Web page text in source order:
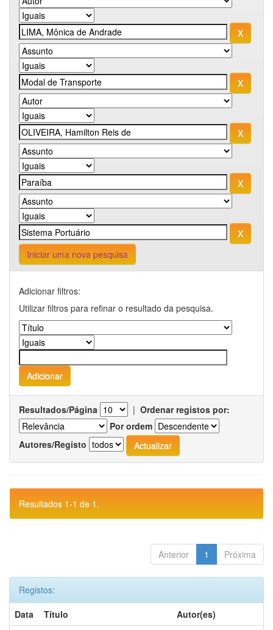
Iniciar uma nova pesquisa
Adicionar filtros:
Utilizar filtros para refinar o resultado da pesquisa.
Resultados/Página | Ordenar registos por:
Por ordem
Autores/Registo
Resultados 1-1 de 1.
Anterior 1 Próxima
Registos:
Data
Título
Autor(es)